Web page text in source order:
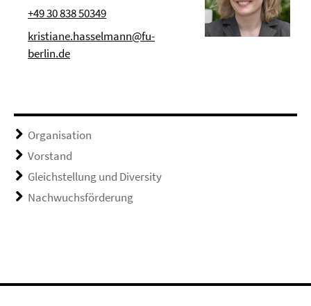
+49 30 838 50349
kristiane.hasselmann@fu-
berlin.de
Organisation
Vorstand
Gleichstellung und Diversity
Nachwuchsförderung